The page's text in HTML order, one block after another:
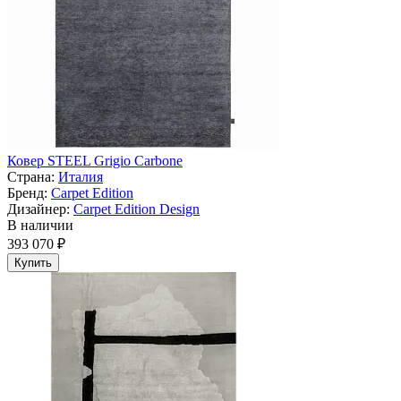
Ковер STEEL Grigio Carbone
Страна: Италия
Бренд: Carpet Edition
Дизайнер: Carpet Edition Design
В наличии
393 070 ₽
Купить